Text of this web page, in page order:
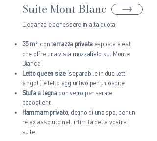
Suite Mont Blanc
Eleganza e benessere in alta quota
35 m², conterrazza privata esposta a est
che offre una vista mozzafiato sul Monte
Bianco.
Letto queen size(separabile in due letti
singoli) e letto aggiuntivo per un ospite.
Stufa a legnacon vetro per serate
accoglienti.
Hammam privato, degno di una spa, per un
relax assoluto nell'intimità della vostra
suite.